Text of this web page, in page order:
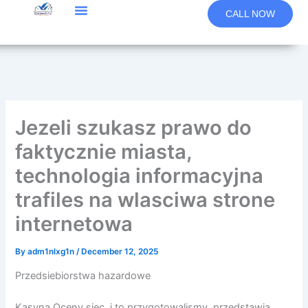
CALL NOW
Jezeli szukasz prawo do
faktycznie miasta,
technologia informacyjna
trafiles na wlasciwa strone
internetowa
Byadm1nlxg1n /December 12, 2025
Przedsiebiorstwa hazardowe